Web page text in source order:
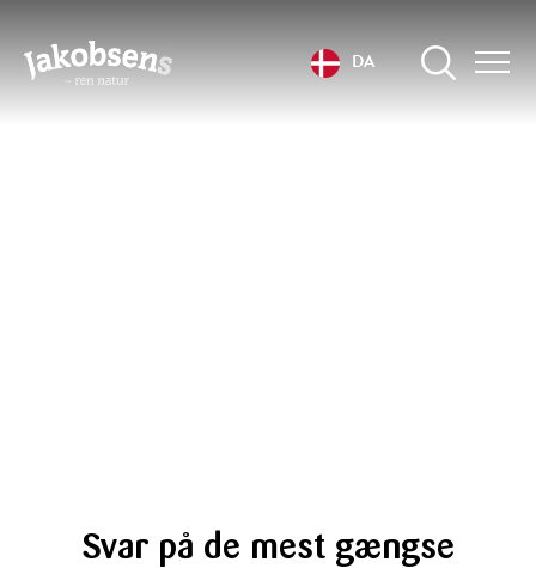
DA
Svar på de mest gængse